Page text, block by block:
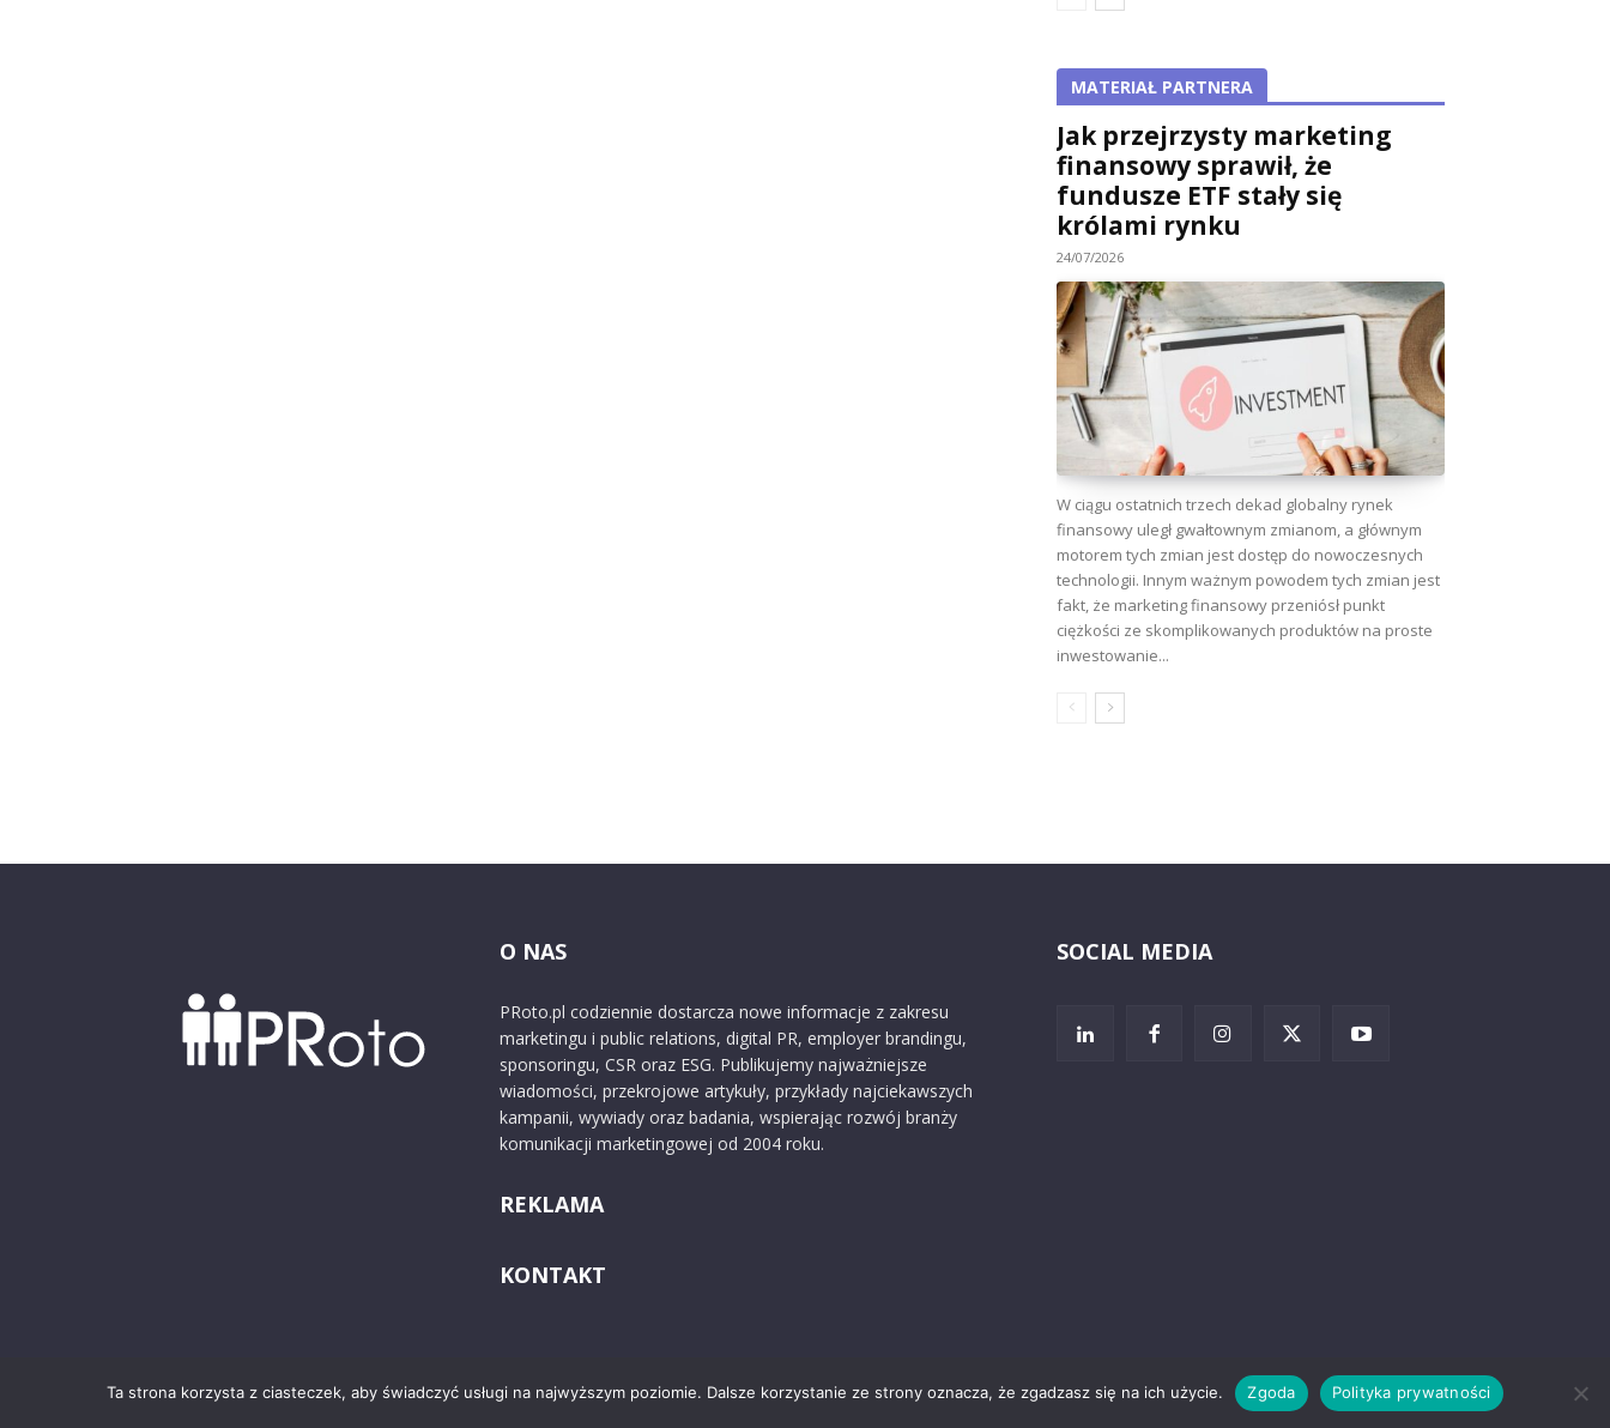
MATERIAŁ PARTNERA
Jak przejrzysty marketing
finansowy sprawił, że
fundusze ETF stały się
królami rynku
24/07/2026
W ciągu ostatnich trzech dekad globalny rynek
finansowy uległ gwałtownym zmianom, a głównym
motorem tych zmian jest dostęp do nowoczesnych
technologii. Innym ważnym powodem tych zmian jest
fakt, że marketing finansowy przeniósł punkt
ciężkości ze skomplikowanych produktów na proste
inwestowanie...
O NAS
PRoto.pl codziennie dostarcza nowe informacje z zakresu
marketingu i public relations, digital PR, employer brandingu,
sponsoringu, CSR oraz ESG. Publikujemy najważniejsze
wiadomości, przekrojowe artykuły, przykłady najciekawszych
kampanii, wywiady oraz badania, wspierając rozwój branży
komunikacji marketingowej od 2004 roku.
REKLAMA
KONTAKT
SOCIAL MEDIA
© 2024 PRoto.pl O nas Reklama Zastrzeżenia prawne
Ta strona korzysta z ciasteczek, aby świadczyć usługi na najwyższym poziomie. Dalsze korzystanie ze strony oznacza, że zgadzasz się na ich użycie. Zgoda Polityka prywatności